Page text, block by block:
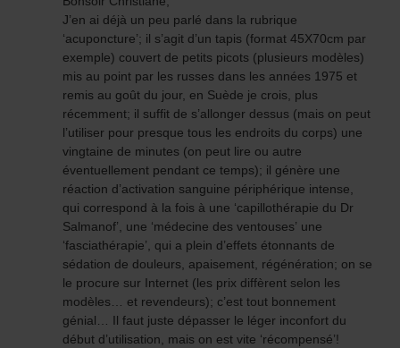
J’en ai déjà un peu parlé dans la rubrique
‘acuponcture’; il s’agit d’un tapis (format 45X70cm par
exemple) couvert de petits picots (plusieurs modèles)
mis au point par les russes dans les années 1975 et
remis au goût du jour, en Suède je crois, plus
récemment; il suffit de s’allonger dessus (mais on peut
l’utiliser pour presque tous les endroits du corps) une
vingtaine de minutes (on peut lire ou autre
éventuellement pendant ce temps); il génère une
réaction d’activation sanguine périphérique intense,
qui correspond à la fois à une ‘capillothérapie du Dr
Salmanof’, une ‘médecine des ventouses’ une
‘fasciathérapie’, qui a plein d’effets étonnants de
sédation de douleurs, apaisement, régénération; on se
le procure sur Internet (les prix diffèrent selon les
modèles… et revendeurs); c’est tout bonnement
génial… Il faut juste dépasser le léger inconfort du
début d’utilisation, mais on est vite ‘récompensé’!